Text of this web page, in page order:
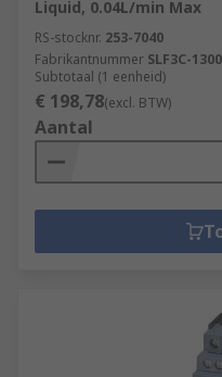
Liquid, 0.04L/min Max
RS-stocknr. 253-7040
Fabrikantnummer SLF3C-
Subtotaal (1 eenheid)
€ 198,78(excl. BTW)
Aantal